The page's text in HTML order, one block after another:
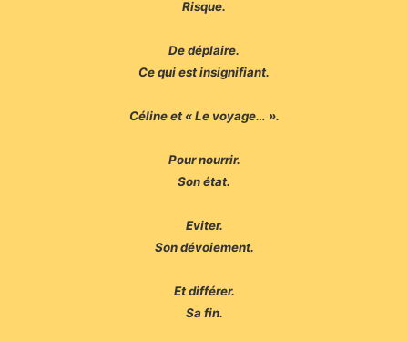
Risque.
De déplaire.
Ce qui est insignifiant.
Céline et « Le voyage… ».
Pour nourrir.
Son état.
Eviter.
Son dévoiement.
Et différer.
Sa fin.